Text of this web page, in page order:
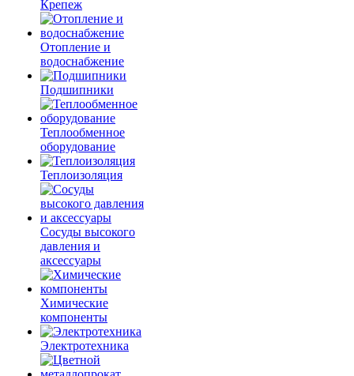
Крепеж
Отопление и
водоснабжение
Подшипники
Теплообменное
оборудование
Теплоизоляция
Сосуды высокого
давления и
аксессуары
Химические
компоненты
Электротехника